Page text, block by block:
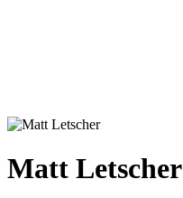
Matt Letscher